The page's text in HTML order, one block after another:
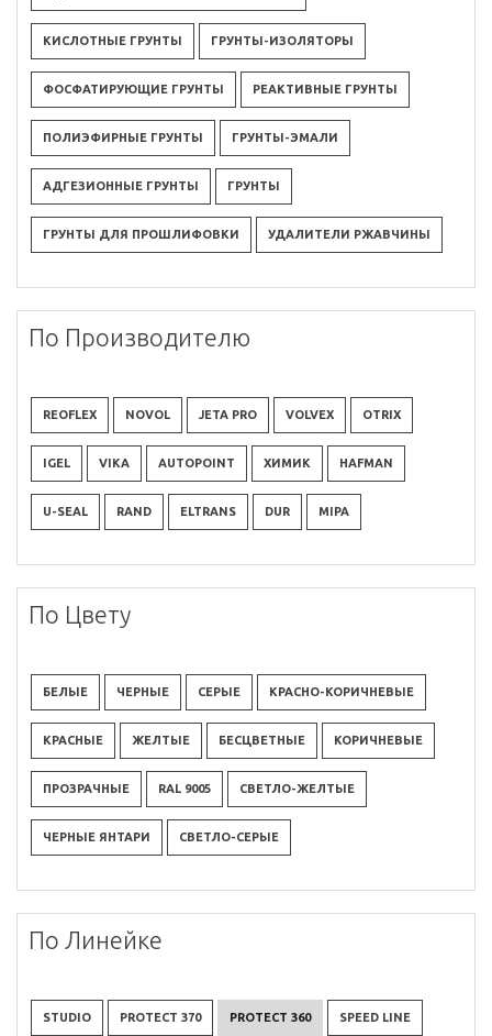
КИСЛОТНЫЕ ГРУНТЫ ГРУНТЫ-ИЗОЛЯТОРЫ
ФОСФАТИРУЮЩИЕ ГРУНТЫ РЕАКТИВНЫЕ ГРУНТЫ
ПОЛИЭФИРНЫЕ ГРУНТЫ ГРУНТЫ-ЭМАЛИ
АДГЕЗИОННЫЕ ГРУНТЫ ГРУНТЫ
ГРУНТЫ ДЛЯ ПРОШЛИФОВКИ УДАЛИТЕЛИ РЖАВЧИНЫ
По Производителю
REOFLEX NOVOL JETA PRO VOLVEX OTRIX
IGEL VIKA AUTOPOINT ХИМИК HAFMAN
U-SEAL RAND ELTRANS DUR MIPA
По Цвету
БЕЛЫЕ ЧЕРНЫЕ СЕРЫЕ КРАСНО-КОРИЧНЕВЫЕ
КРАСНЫЕ ЖЕЛТЫЕ БЕСЦВЕТНЫЕ КОРИЧНЕВЫЕ
ПРОЗРАЧНЫЕ RAL 9005 СВЕТЛО-ЖЕЛТЫЕ
ЧЕРНЫЕ ЯНТАРИ СВЕТЛО-СЕРЫЕ
По Линейке
STUDIO PROTECT 370 PROTECT 360 SPEED LINE